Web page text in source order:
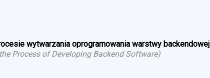
wytwarzania oprogramowania warstwy backendowej
Process of Developing Backend Software)